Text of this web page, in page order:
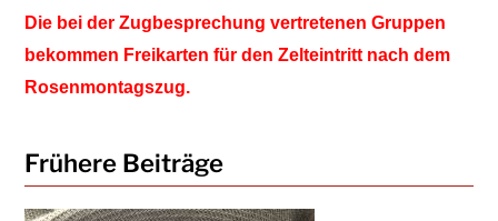
Die bei der Zugbesprechung vertretenen Gruppen
bekommen Freikarten für den Zelteintritt nach dem
Rosenmontagszug.
Frühere Beiträge